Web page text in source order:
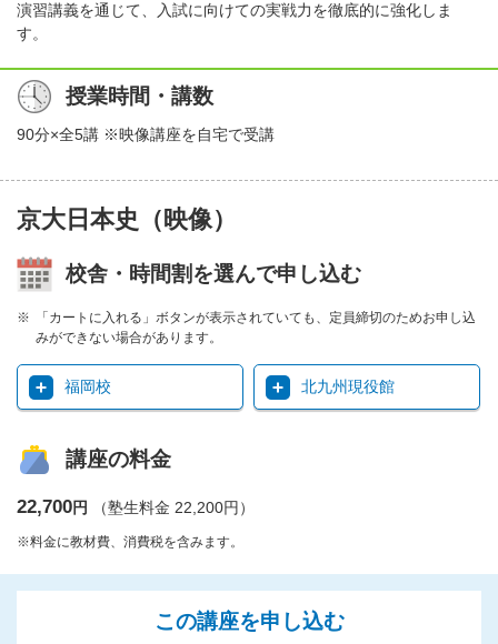
演習講義を通じて、入試に向けての実戦力を徹底的に強化しま
す。
授業時間・講数
90分×全5講 ※映像講座を自宅で受講
京大日本史（映像）
校舎・時間割を選んで申し込む
「カートに入れる」ボタンが表示されていても、定員締切のためお申し込
みができない場合があります。
福岡校 北九州現役館
講座の料金
22,700円 （塾生料金 22,200円）
※料金に教材費、消費税を含みます。
この講座を申し込む